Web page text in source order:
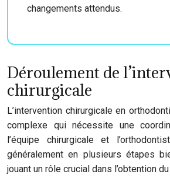
changements attendus.
Déroulement de
chirurgicale
L’intervention chirurgicale en
complexe qui nécessite une
l’équipe chirurgicale et
généralement en plusieurs étapes
jouant un rôle crucial dans l’obtention